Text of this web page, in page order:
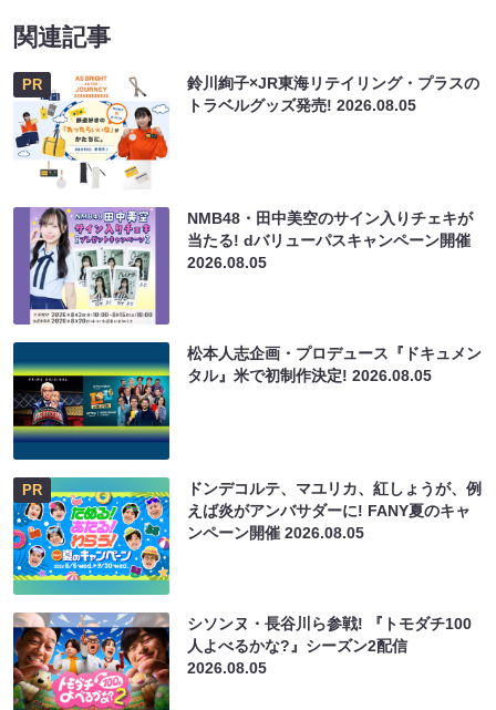
関連記事
PR
鈴川絢子×JR東海リテイリング・プラスの
トラベルグッズ発売!2026.08.05
NMB48・田中美空のサイン入りチェキが
当たる! dバリューパスキャンペーン開催
2026.08.05
松本人志企画・プロデュース『ドキュメン
タル』米で初制作決定!2026.08.05
PR
ドンデコルテ、マユリカ、紅しょうが、例
えば炎がアンバサダーに! FANY夏のキャ
ンペーン開催2026.08.05
シソンヌ・長谷川ら参戦! 『トモダチ100
人よべるかな?』シーズン2配信
2026.08.05